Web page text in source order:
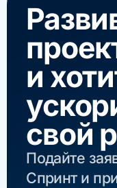
и
свой
Подайте
Спринт и